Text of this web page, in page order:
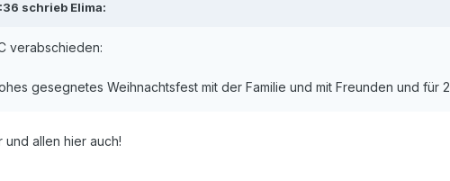
schrieb Elima:
verabschieden:
gesegnetes Weihnachtsfest mit der Familie und mit Freunden und für
allen hier auch!